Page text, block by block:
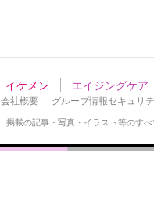
イケメン エイジングケア
会社概要 グループ情報セキュリ
掲載の記事・写真・イラスト等のすべ